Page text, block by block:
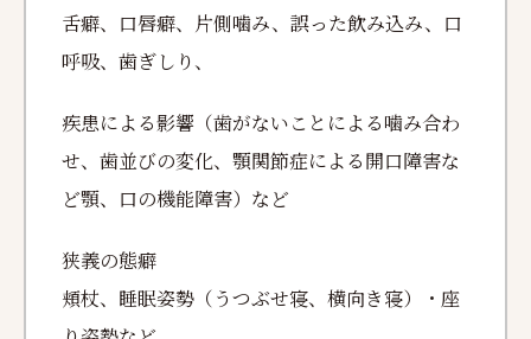
舌癖、口唇癖、片側噛み、誤った飲み込み、口
呼吸、歯ぎしり、
疾患による影響（歯がないことによる噛み合わ
せ、歯並びの変化、顎関節症による開口障害な
ど顎、口の機能障害）など
狭義の態癖
頬杖、睡眠姿勢（うつぶせ寝、横向き寝）・座